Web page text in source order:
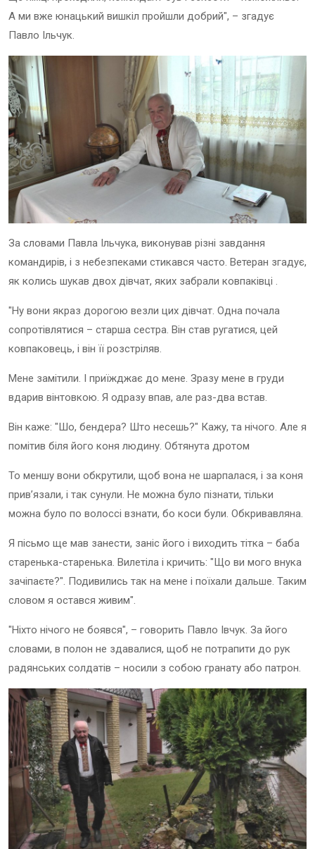
А ми вже юнацький вишкіл пройшли добрий", – згадує
Павло Ільчук.
За словами Павла Ільчука, виконував різні завдання
командирів, і з небезпеками стикався часто. Ветеран згадує,
як колись шукав двох дівчат, яких забрали ковпаківці .
"Ну вони якраз дорогою везли цих дівчат. Одна почала
сопротівлятися – старша сестра. Він став ругатися, цей
ковпаковець, і він її розстріляв.
Мене замітили. І приїжджає до мене. Зразу мене в груди
вдарив вінтовкою. Я одразу впав, але раз-два встав.
Він каже: "Шо, бендера? Што несешь?" Кажу, та нічого. Але я
помітив біля його коня людину. Обтянута дротом
То меншу вони обкрутили, щоб вона не шарпалася, і за коня
прив’язали, і так сунули. Не можна було пізнати, тільки
можна було по волоссі взнати, бо коси були. Обкривавляна.
Я пісьмо ще мав занести, заніс його і виходить тітка – баба
старенька-старенька. Вилетіла і кричить: "Що ви мого внука
зачіпаєте?". Подивились так на мене і поїхали дальше. Таким
словом я остався живим".
"Ніхто нічого не боявся", – говорить Павло Івчук. За його
словами, в полон не здавалися, щоб не потрапити до рук
радянських солдатів – носили з собою гранату або патрон.